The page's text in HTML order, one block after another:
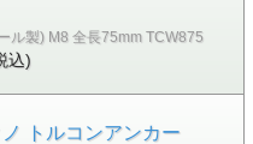
ル製) M8 全長75mm TCW875
込)
トルコンアンカー